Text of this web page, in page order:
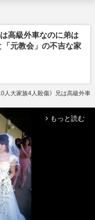
高級外車なのに弟は
元教会」の不吉な家
人大家族4人殺傷》兄は高級外
arrow_forward_ios もっと読む